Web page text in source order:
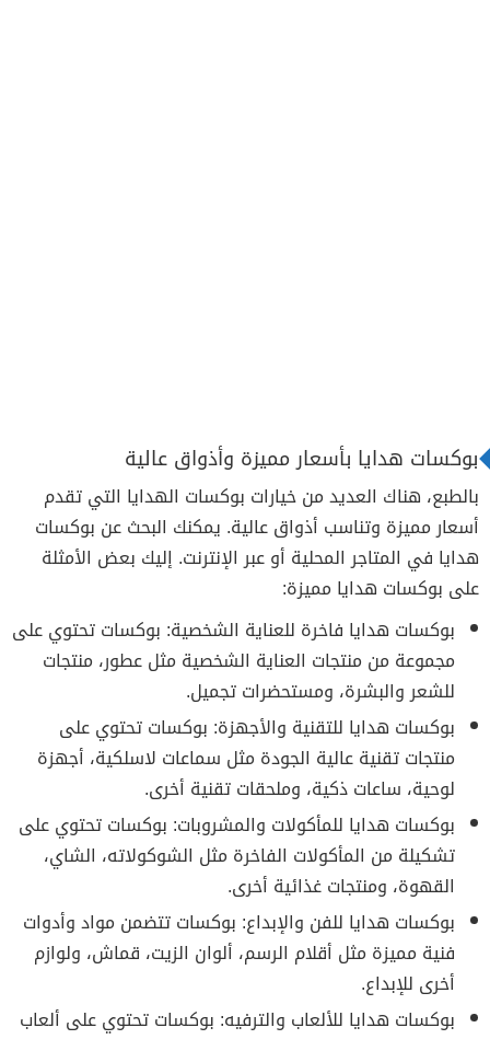
بوكسات هدايا بأسعار مميزة وأذواق عالية
بالطبع، هناك العديد من خيارات بوكسات الهدايا التي تقدم
أسعار مميزة وتناسب أذواق عالية. يمكنك البحث عن بوكسات
هدايا في المتاجر المحلية أو عبر الإنترنت. إليك بعض الأمثلة
على بوكسات هدايا مميزة:
بوكسات هدايا فاخرة للعناية الشخصية: بوكسات تحتوي على
مجموعة من منتجات العناية الشخصية مثل عطور، منتجات
للشعر والبشرة، ومستحضرات تجميل.
بوكسات هدايا للتقنية والأجهزة: بوكسات تحتوي على
منتجات تقنية عالية الجودة مثل سماعات لاسلكية، أجهزة
لوحية، ساعات ذكية، وملحقات تقنية أخرى.
بوكسات هدايا للمأكولات والمشروبات: بوكسات تحتوي على
تشكيلة من المأكولات الفاخرة مثل الشوكولاته، الشاي،
القهوة، ومنتجات غذائية أخرى.
بوكسات هدايا للفن والإبداع: بوكسات تتضمن مواد وأدوات
فنية مميزة مثل أقلام الرسم، ألوان الزيت، قماش، ولوازم
أخرى للإبداع.
بوكسات هدايا للألعاب والترفيه: بوكسات تحتوي على ألعاب